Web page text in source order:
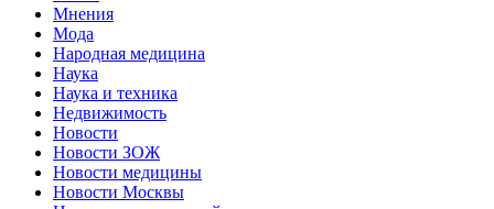
Мнения
Мода
Народная медицина
Наука
Наука и техника
Недвижимость
Новости
Новости ЗОЖ
Новости медицины
Новости Москвы